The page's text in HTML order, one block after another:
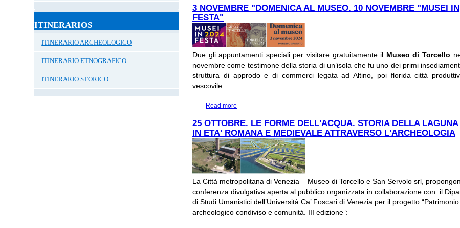
ITINERARIOS
ITINERARIO ARCHEOLOGICO
ITINERARIO ETNOGRAFICO
ITINERARIO STORICO
3 NOVEMBRE "DOMENICA AL MUSEO. 10 NOVEMBRE "MUSEI IN
FESTA"
Due gli appuntamenti speciali per visitare gratuitamente il Museo di Torcello
novembre come testimone della storia di un’isola che fu uno dei primi
struttura di approdo e di commerci legata ad Altino, poi florida città
vescovile.
Read more
25 OTTOBRE. LE FORME DELL'ACQUA. STORIA DELLA LAGUNA
IN ETA' ROMANA E MEDIEVALE ATTRAVERSO L'ARCHEOLOGIA
La Città metropolitana di Venezia – Museo di Torcello e San Servolo srl,
conferenza divulgativa aperta al pubblico organizzata in collaborazione con il
di Studi Umanistici dell’Università Ca’ Foscari di Venezia per il progetto “Patrimonio
archeologico condiviso e comunità. III edizione”: